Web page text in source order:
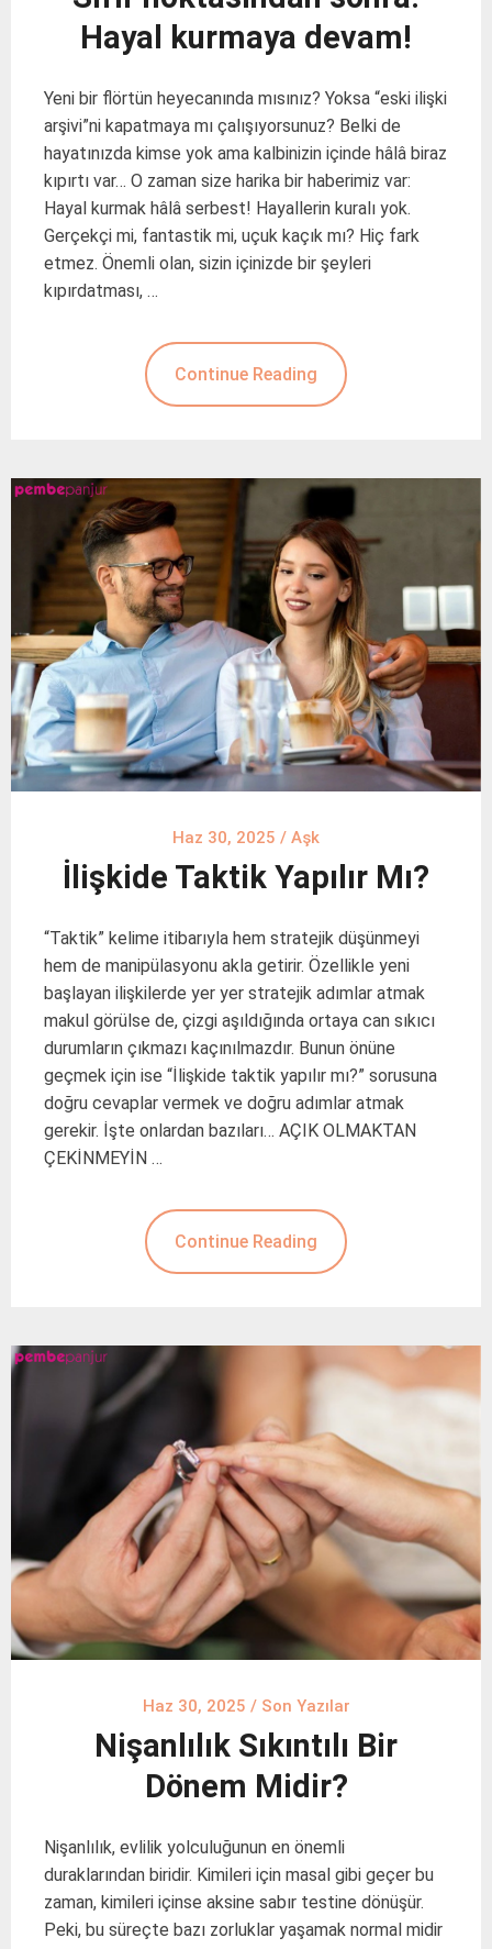
Hayal kurmaya devam!
Yeni bir flörtün heyecanında mısınız? Yoksa “eski ilişki
arşivi”ni kapatmaya mı çalışıyorsunuz? Belki de
hayatınızda kimse yok ama kalbinizin içinde hâlâ biraz
kıpırtı var… O zaman size harika bir haberimiz var:
Hayal kurmak hâlâ serbest! Hayallerin kuralı yok.
Gerçekçi mi, fantastik mi, uçuk kaçık mı? Hiç fark
etmez. Önemli olan, sizin içinizde bir şeyleri
kıpırdatması, …
Continue Reading
Haz 30, 2025 / Aşk
İlişkide Taktik Yapılır Mı?
“Taktik” kelime itibarıyla hem stratejik düşünmeyi
hem de manipülasyonu akla getirir. Özellikle yeni
başlayan ilişkilerde yer yer stratejik adımlar atmak
makul görülse de, çizgi aşıldığında ortaya can sıkıcı
durumların çıkmazı kaçınılmazdır. Bunun önüne
geçmek için ise “İlişkide taktik yapılır mı?” sorusuna
doğru cevaplar vermek ve doğru adımlar atmak
gerekir. İşte onlardan bazıları… AÇIK OLMAKTAN
ÇEKİNMEYİN …
Continue Reading
Haz 30, 2025 / Son Yazılar
Nişanlılık Sıkıntılı Bir
Dönem Midir?
Nişanlılık, evlilik yolculuğunun en önemli
duraklarından biridir. Kimileri için masal gibi geçer bu
zaman, kimileri içinse aksine sabır testine dönüşür.
Peki, bu süreçte bazı zorluklar yaşamak normal midir